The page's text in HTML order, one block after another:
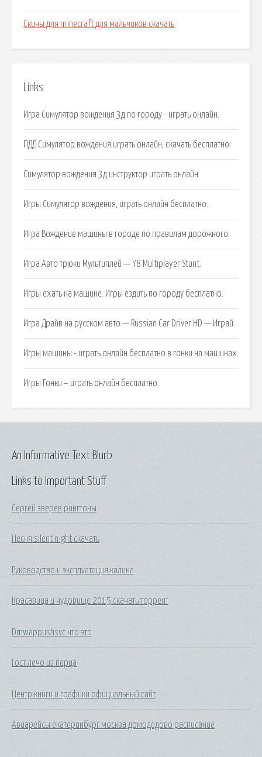
Скины для minecraft для мальчиков скачать
Links
Игра Симулятор вождения 3д по городу - играть онлайн.
ПДД Симулятор вождения играть онлайн, скачать бесплатно.
Симулятор вождения 3д инструктор играть онлайн.
Игры Симулятор вождения, играть онлайн бесплатно.
Игра Вождение машины в городе по правилам дорожного.
Игра Авто трюки Мультиплей — Y8 Multiplayer Stunt.
Игры ехать на машине. Игры ездить по городу бесплатно.
Игра Драйв на русском авто — Russian Car Driver HD — Играй.
Игры машины - играть онлайн бесплатно в гонки на машинах.
Игры Гонки – играть онлайн бесплатно.
Links to Important Stuff
Сергей зверев рингтоны
Песня silent night скачать
Руководство и эксплуатация калина
Красавица и чудовище 2015 скачать торрент
Dmwappushsvc что это
Гост лечо из перца
Центр книги и графики официальный сайт
Авиарейсы екатеринбург москва домодедово расписание
An Informative Text Blurb